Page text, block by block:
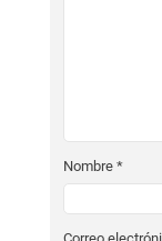
Nombre *